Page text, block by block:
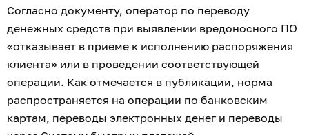
Согласно документу, оператор по переводу
денежных средств при выявлении вредоносного ПО
«отказывает в приеме к исполнению распоряжения
клиента» или в проведении соответствующей
операции. Как отмечается в публикации, норма
распространяется на операции по банковским
картам, переводы электронных денег и переводы